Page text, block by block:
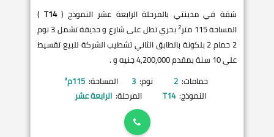
شقة في مدينتي بالمرحلة الرابعة عشر النموذج (T14
)
المساحة 115 متر
2
بحري تطل على شارع و حديقة تشمل 3 نوم
2 حمام 2 بلكونة بالطابق الثاني تشطيب الشركة للبيع تقسيط
على 10 سنة بمقدم 4,200,000 جنيه و .
حمامات: 2 نوم: 3 المساحة: 115م²
النموذج: T14 المرحلة: الرابعة عشر